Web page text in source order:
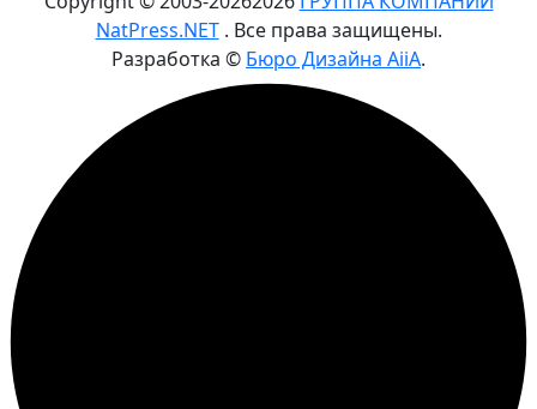
NatPress.NET. Все права защищены.
Разработка © Бюро Дизайна AiiA.